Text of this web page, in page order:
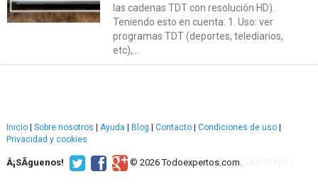
las cadenas TDT con resolución HD).
Teniendo esto en cuenta: 1. Uso: ver
programas TDT (deportes, telediarios,
etc),...
Inicio | Sobre nosotros | Ayuda | Blog | Contacto | Condiciones de uso |
Privacidad y cookies
Â¡SÃ­guenos! © 2026 Todoexpertos.com.